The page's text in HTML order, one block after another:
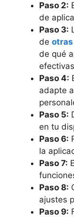
Paso 2:
de
Paso 3:
de
de qué
Paso 4:
adapte
Paso 5:
en tu
Paso 6:
la
Paso 7:
Paso 8:
ajustes
Paso 9: